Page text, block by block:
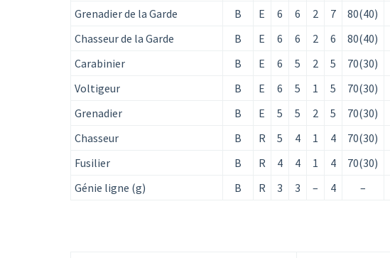
Grenadier de la Garde
B E 6 6 2 7 80(40)
Chasseur de la Garde
B E 6 6 2 6 80(40)
Carabinier
B E 6 5 2 5 70(30)
Voltigeur
B E 6 5 1 5 70(30)
Grenadier
B E 5 5 2 5 70(30)
Chasseur
B R 5 4 1 4 70(30)
Fusilier
B R 4 4 1 4 70(30)
Génie ligne (g)
B R 3 3 – 4 –